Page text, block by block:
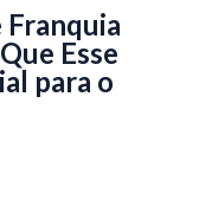
Esse
para o